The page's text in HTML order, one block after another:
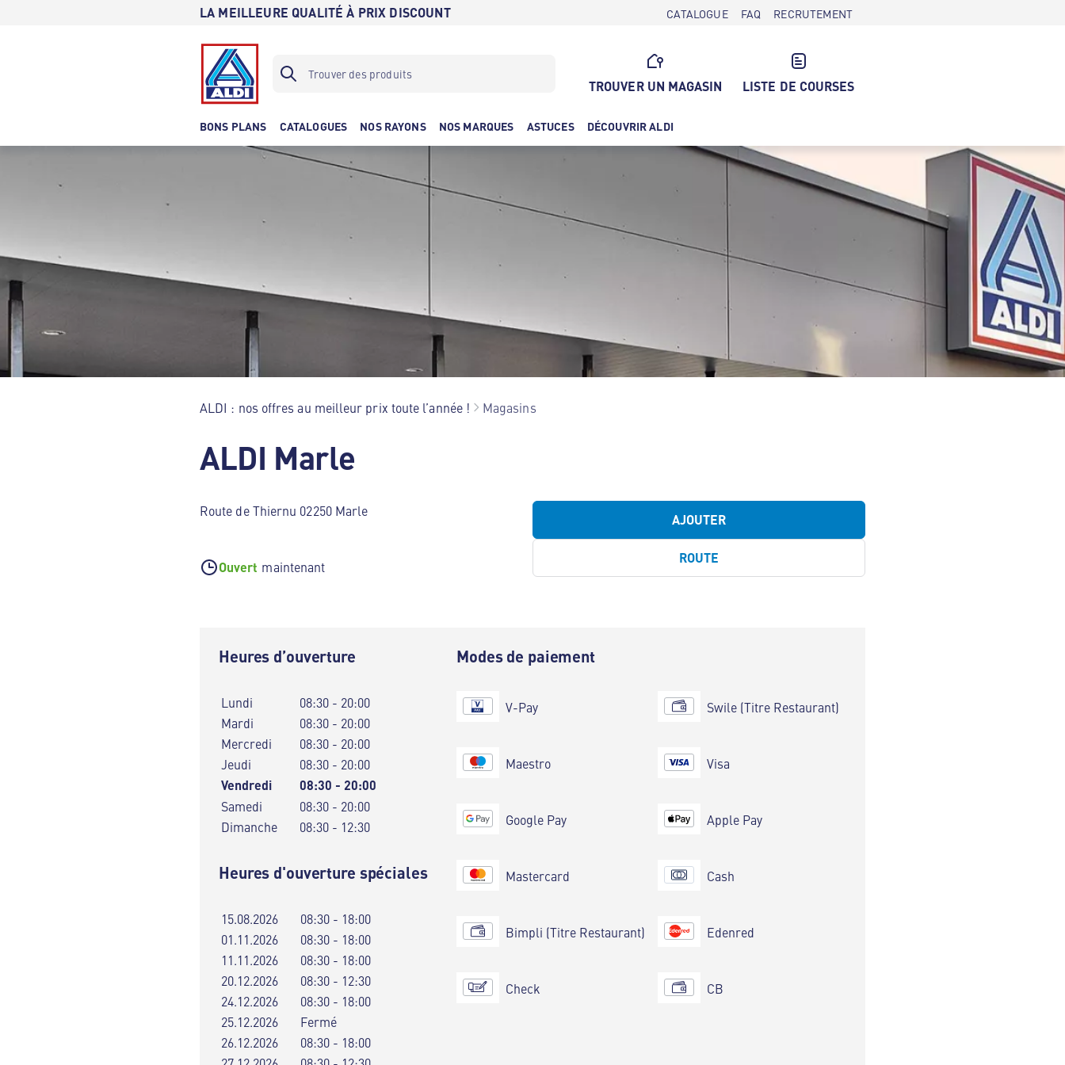
LA MEILLEURE QUALITÉ À PRIX DISCOUNT CATALOGUE FAQ RECRUTEMENT
TROUVER UN MAGASIN LISTE DE COURSES
BONS PLANS CATALOGUES NOS RAYONS NOS MARQUES ASTUCES DÉCOUVRIR ALDI
ALDI : nos offres au meilleur prix toute l’année ! Magasins
ALDI Marle
Route de Thiernu 02250 Marle
Ouvert maintenant
AJOUTER
ROUTE
Heures d’ouverture
Lundi
08:30 - 20:00
Mardi
08:30 - 20:00
Mercredi
08:30 - 20:00
Jeudi
08:30 - 20:00
Vendredi 08:30 - 20:00
Samedi
08:30 - 20:00
Dimanche
08:30 - 12:30
Heures d'ouverture spéciales
15.08.2026
08:30 - 18:00
01.11.2026
08:30 - 18:00
11.11.2026
08:30 - 18:00
20.12.2026
08:30 - 12:30
24.12.2026
08:30 - 18:00
25.12.2026
Fermé
26.12.2026
08:30 - 18:00
Modes de paiement
V-Pay
Maestro
Google Pay
Mastercard
Bimpli (Titre Restaurant)
Check
Swile (Titre Restaurant)
Visa
Apple Pay
Cash
Edenred
CB